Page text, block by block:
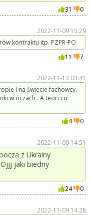
31
0
2022-11-09 15:29
kontraktu itp. PZPR-PO
11
7
2022-11-13 03:41
I na świecie fachowcy.
w oczach . A teori co
4
0
2022-11-09 14:51
z Ukrainy
jaki biedny
24
0
2022-11-09 14:28